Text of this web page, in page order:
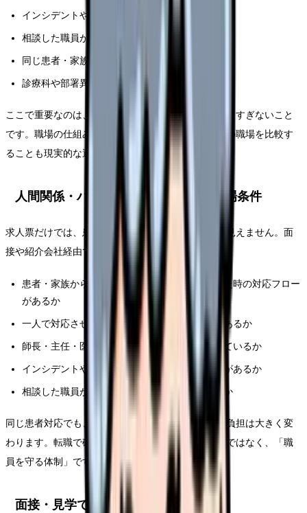
インシデントやハラスメント記録を残せるか
相談した職員が責められない文化があるか
同じ患者・家族への次回対応が共有されるか
診療科や部署異動でリスクを下げられるか
ここで重要なのは、「自分が我慢すれば済む」と考えすぎないこと
です。職場の仕組みとして改善が難しい場合は、別の職場を比較す
ることも現実的な選択肢になります。
人間関係・ハラスメントで見るべき職場条件
求人票だけでは、患者対応や管理者の守り方までは見えません。面
接や紹介会社経由で、次の点を確認してください。
患者・家族からの暴言、暴力、セクハラがあった時の対応フロー
があるか
一人で対応させず、複数名で対応するルールがあるか
師長・主任・医師・事務部門が連携して対応しているか
インシデントやハラスメントの記録を残す文化があるか
相談した職員が不利益を受けない仕組みがあるか
同じ患者対応でも、職場が守ってくれるかどうかで負担は大きく変
わります。転職で確認すべきなのは「患者層」だけではなく、「職
員を守る体制」です。
面接・見学で聞きたいこと